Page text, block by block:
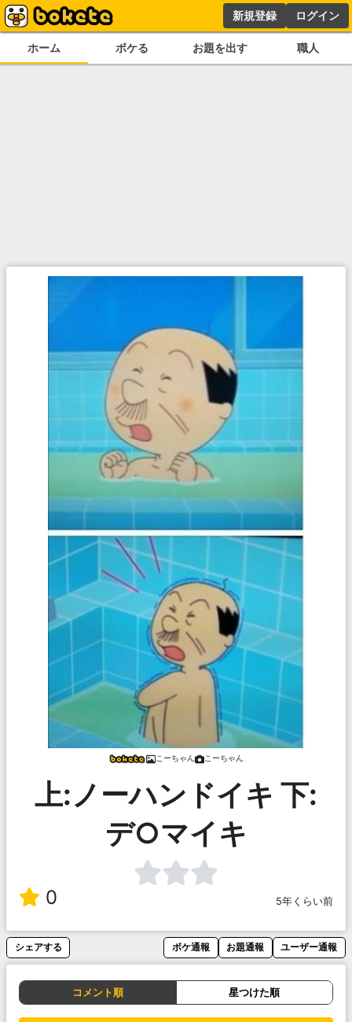
新規登録 ログイン
ホーム ボケる お題を出す 職人
こーちゃん こーちゃん
上:ノーハンドイキ 下:
デ○マイキ
0 5年くらい前
シェアする ボケ通報 お題通報 ユーザー通報
コメント順 星つけた順